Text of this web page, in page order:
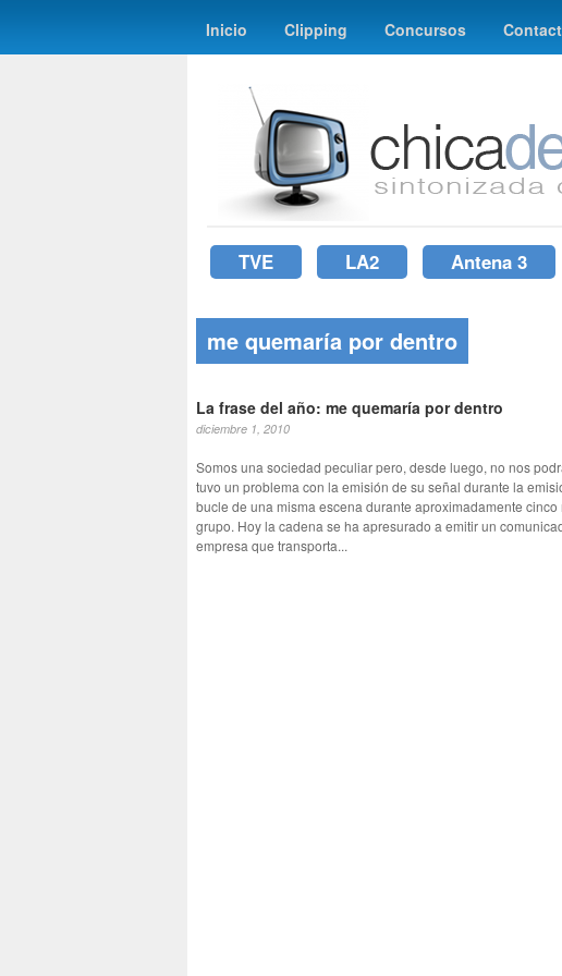
Inicio Clipping Concursos
TVE LA2 Antena 3
me quemaría por dentro
La frase del año: me quemaría por dentro
diciembre 1, 2010
Somos una sociedad peculiar pero, desde luego, no nos
tuvo un problema con la emisión de su señal durante la
bucle de una misma escena durante aproximadamente
grupo. Hoy la cadena se ha apresurado a emitir un
empresa que transporta...